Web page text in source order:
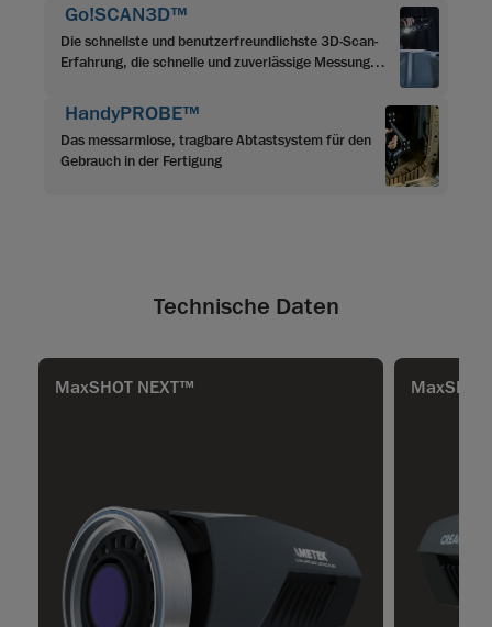
Go!SCAN3D™
Die schnellste und benutzerfreundlichste 3D-Scan-
Erfahrung, die schnelle und zuverlässige Messungen
HandyPROBE™
Das messarmlose, tragbare Abtastsystem für den
Gebrauch in der Fertigung
Technische Daten
MaxSHOT NEXT™